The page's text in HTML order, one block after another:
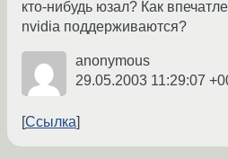
кто-нибудь юзал? Как
nvidia поддерживаются?
anonymous
29.05.2003 11:29:07
Ссылка